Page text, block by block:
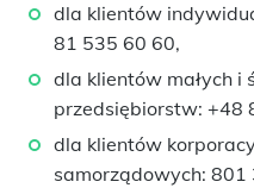
dla klientów
81 535 60 60,
dla klientów małych i
przedsiębiorstw: +48
dla klientów
samorządowych: 801